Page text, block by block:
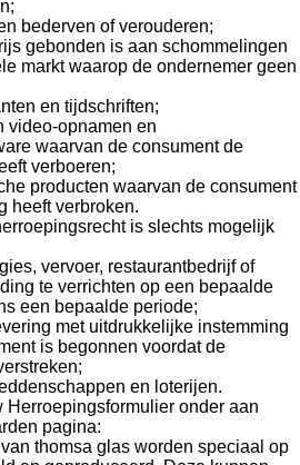
bederven of verouderen;
gebonden is aan schommelingen
markt waarop de ondernemer geen
en tijdschriften;
video-opnamen en
waarvan de consument de
verboeren;
producten waarvan de consument
heeft verbroken.
is slechts mogelijk
vervoer, restaurantbedrijf of
te verrichten op een bepaalde
een bepaalde periode;
met uitdrukkelijke instemming
is begonnen voordat de
en loterijen.
Herroepingsformulier onder aan
pagina:
thomsa glas worden speciaal op